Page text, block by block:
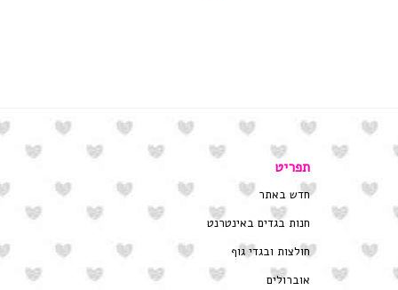
תפריט
חדש באתר
חנות בגדים באינטרנט
חולצות ובגדי גוף
אוברולים